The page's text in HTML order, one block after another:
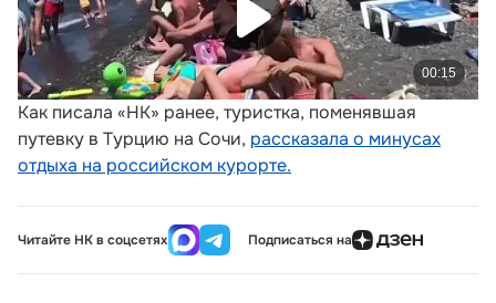
Как писала «НК» ранее, туристка, поменявшая
путевку в Турцию на Сочи, рассказала о минусах
отдыха на российском курорте.
Читайте НК в соцсетях Подписаться на